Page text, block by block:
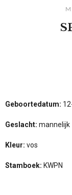
Geboortedatum:
Geslacht: mannelijk
Kleur: vos
Stamboek: KWPN